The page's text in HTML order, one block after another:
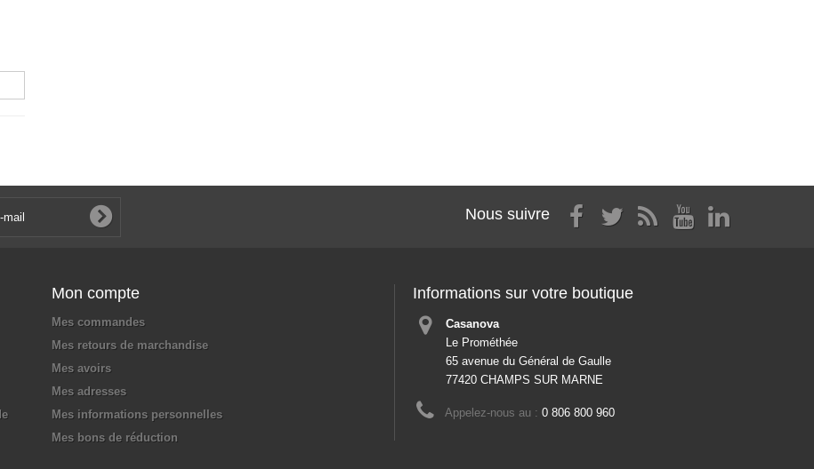
Nous suivre
Mon compte
Mes commandes
Mes retours de marchandise
Mes avoirs
Mes adresses
Mes informations personnelles
Mes bons de réduction
Informations sur votre boutique
Casanova
Le Prométhée
65 avenue du Général de Gaulle
77420 CHAMPS SUR MARNE
Appelez-nous au : 0 806 800 960